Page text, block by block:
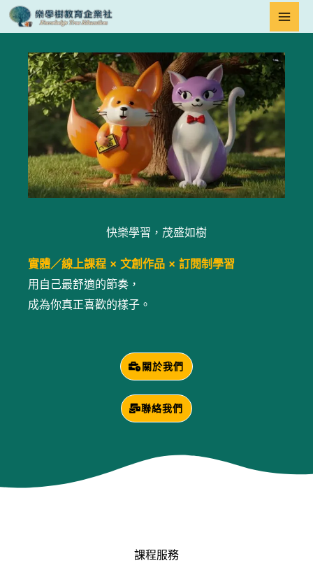
跳
至
快樂學習，茂盛如樹
實體／線上課程 × 文創作品 × 訂閱制學習
用自己最舒適的節奏，
成為你真正喜歡的樣子。
關於我們
聯絡我們
課程服務